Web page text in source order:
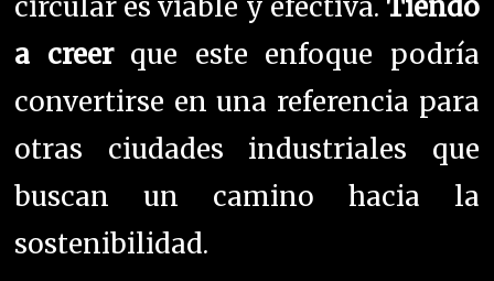
a creerque este enfoque podría
convertirse en una referencia para
otras ciudades industriales que
buscan un camino hacia la
sostenibilidad.